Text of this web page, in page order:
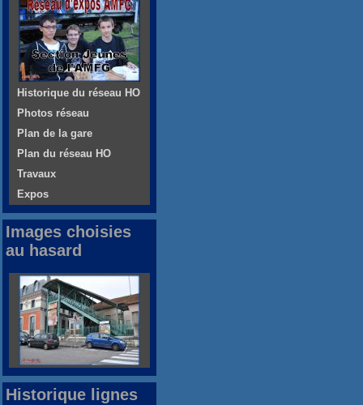
Historique du réseau HO
Photos réseau
Plan de la gare
Plan du réseau HO
Travaux
Expos
Images choisies
au hasard
Historique lignes